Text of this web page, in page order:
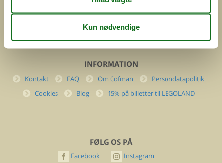
(+45) 7877 0427
info@cofman.com
INFORMATION
Kontakt FAQ Om Cofman
Persondatapolitik
Cookies
Blog 15% på billetter til LEGOLAND
FØLG OS PÅ
Facebook Instagram